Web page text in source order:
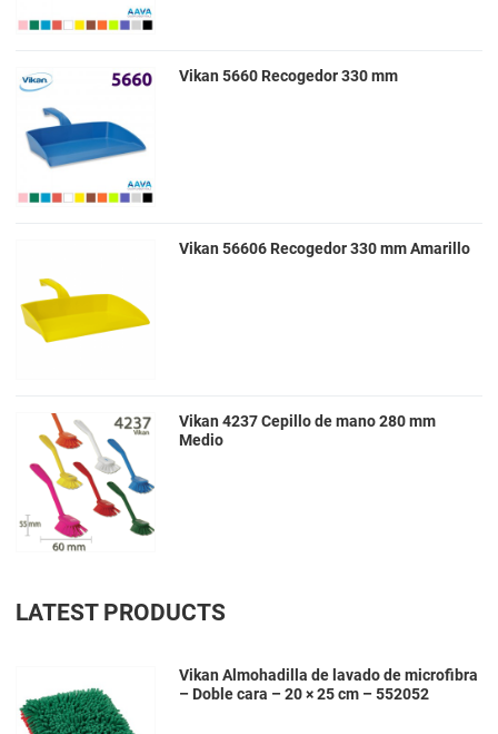
Vikan 5660 Recogedor 330 mm
Vikan 56606 Recogedor 330 mm Amarillo
Vikan 4237 Cepillo de mano 280 mm
Medio
LATEST PRODUCTS
Vikan Almohadilla de lavado de microfibra
– Doble cara – 20 × 25 cm – 552052